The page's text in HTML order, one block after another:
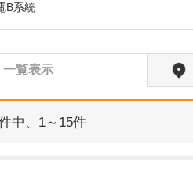
B系統
一覧表示
中、 1～15件